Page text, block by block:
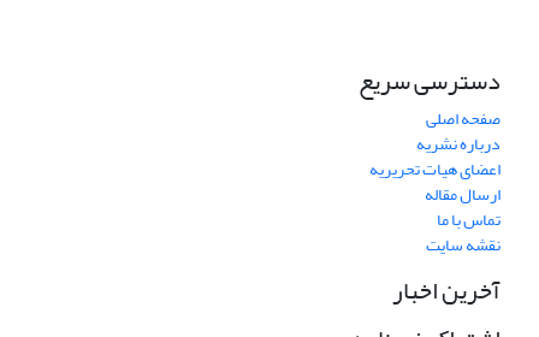
دسترسی سریع
صفحه اصلی
درباره نشریه
اعضای هیات تحریریه
ارسال مقاله
تماس با ما
نقشه سایت
آخرین اخبار